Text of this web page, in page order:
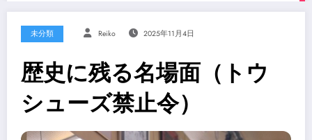
未分類 Reiko 2025年11月4日
歴史に残る名場面（トウ
シューズ禁止令）